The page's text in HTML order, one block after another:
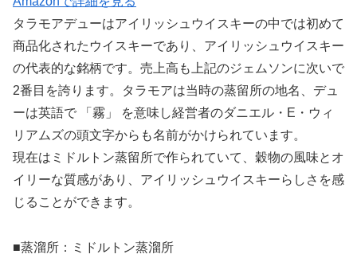
タラモアデューはアイリッシュウイスキーの中では初めて
商品化されたウイスキーであり、アイリッシュウイスキー
の代表的な銘柄です。売上高も上記のジェムソンに次いで
2番目を誇ります。タラモアは当時の蒸留所の地名、デュ
ーは英語で 「霧」 を意味し経営者のダニエル・E・ウィ
リアムズの頭文字からも名前がかけられています。
現在はミドルトン蒸留所で作られていて、穀物の風味とオ
イリーな質感があり、アイリッシュウイスキーらしさを感
じることができます。
■蒸溜所：ミドルトン蒸溜所